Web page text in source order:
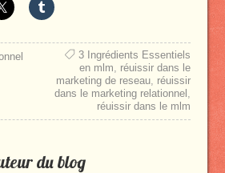
3 Ingrédients Essentiels
en mlm, réuissir dans le
marketing de reseau, réuissir
dans le marketing relationnel ,
réuissir dans le mlm
du blog